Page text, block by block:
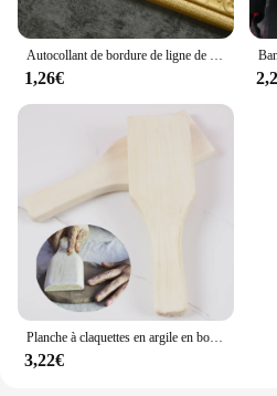
Autocollant de bordure de ligne de plinthe murale, autocollant de motif 3D, bande décorative, moulage en mousse, auto-adhésif, suppression
1,26€
Planche à claquettes en argile en bois, 1 pièce, poterie Arc rainuré nervuré, ustensiles en bois, Figurine multifonction, moulage d'argile, outil de poterie
3,22€